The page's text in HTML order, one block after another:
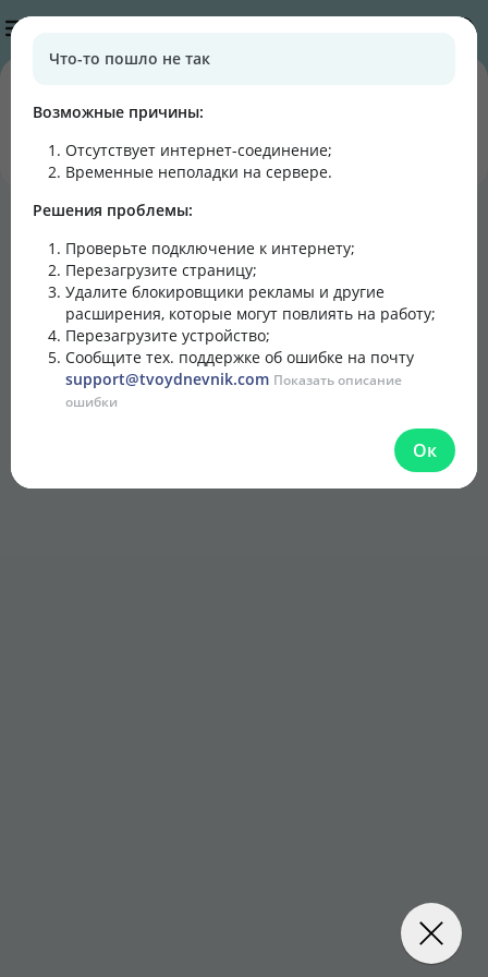
0подписчиков
Подписаться Написать
Блог Лента Кулинарная книга
Что-то пошло не так
Возможные причины:
Отсутствует интернет-соединение;
Временные неполадки на сервере.
Решения проблемы:
Проверьте подключение к интернету;
Перезагрузите страницу;
Удалите блокировщики рекламы и другие
расширения, которые могут повлиять на работу;
Перезагрузите устройство;
Сообщите тех. поддержке об ошибке на почту
support@tvoydnevnik.com Показать описание
ошибки
Ок